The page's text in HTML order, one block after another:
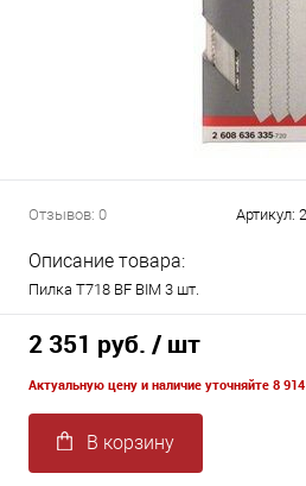
Отзывов: 0 Артикул:
Описание товара:
Пилка T718 BF BIM 3 шт.
2 351 руб. / шт
Актуальную цену и наличие уточняйте 8
В корзину